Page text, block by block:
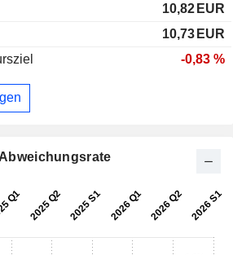
10,82 EUR
10,73 EUR
-0,83 %